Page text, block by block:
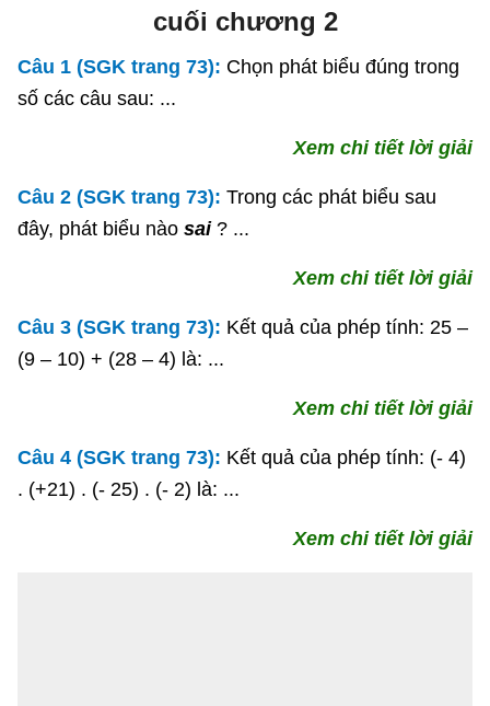
cuối chương 2
Câu 1 (SGK trang 73): Chọn phát biểu đúng trong
số các câu sau: ...
Xem chi tiết lời giải
Câu 2 (SGK trang 73): Trong các phát biểu sau
đây, phát biểu nào sai? ...
Xem chi tiết lời giải
Câu 3 (SGK trang 73): Kết quả của phép tính: 25 –
(9 – 10) + (28 – 4) là: ...
Xem chi tiết lời giải
Câu 4 (SGK trang 73): Kết quả của phép tính: (- 4)
. (+21) . (- 25) . (- 2) là: ...
Xem chi tiết lời giải